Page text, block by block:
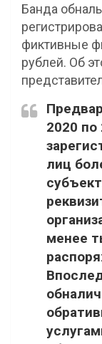
Банда
фиктивные
рублей. Об
2020
лиц
менее